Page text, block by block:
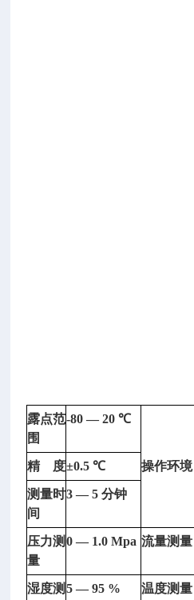
露点范
围
-80 — 20 ℃
操作环境
精 度±0.5 ℃
测量时
间
3 — 5分钟
压力测
量
0 — 1.0 Mpa 流量测量
湿度测 5 — 95 % 温度测量